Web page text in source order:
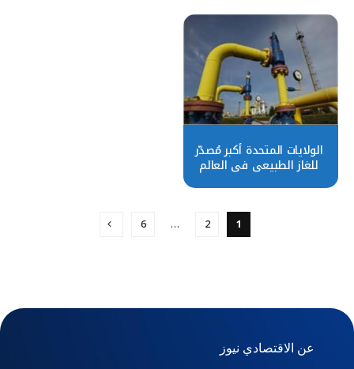
الولايات المتحدة أكبر مُصدّر
للغاز الطبيعي في العالم
1
2
…
6
عن الاقتصادي نيوز